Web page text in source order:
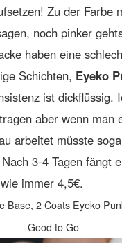
Zu der Farbe
noch pinker
haben eine
Schichten, Eyeko
ist dickflüssig.
aber wenn man
arbeitet müsste
3-4 Tagen fängt
immer 4,5€.
Base, 2 Coats Eyeko
Good to Go